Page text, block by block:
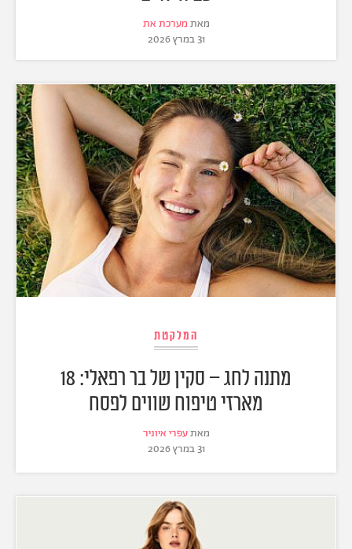
מאת מערכת את
31 במרץ 2026
המלקטת
מתנה לחג – סקין של בר רפאלי: 18
מארזי טיפוח שווים לפסח
מאתעפרי איוניר
31 במרץ 2026